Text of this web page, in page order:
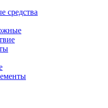
средства